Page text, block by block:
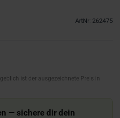
ArtNr: 262475
ist der ausgezeichnete Preis in
— sichere dir dein